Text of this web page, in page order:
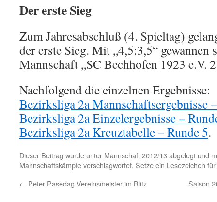
Der erste Sieg
Zum Jahresabschluß (4. Spieltag)
der erste Sieg. Mit „4,5:3,5“ gewannen
Mannschaft „SC Bechhofen 1923 e.V.
Nachfolgend die einzelnen Ergebnisse:
Bezirksliga 2a Mannschaftsergebnisse
Bezirksliga 2a Einzelergebnisse –
Bezirksliga 2a Kreuztabelle – Runde 5.
Dieser Beitrag wurde unter Mannschaft 2012/13 abgelegt und
Mannschaftskämpfeverschlagwortet. Setze ein Lesezeichen
← Peter Pasedag Vereinsmeister im Blitz Saison